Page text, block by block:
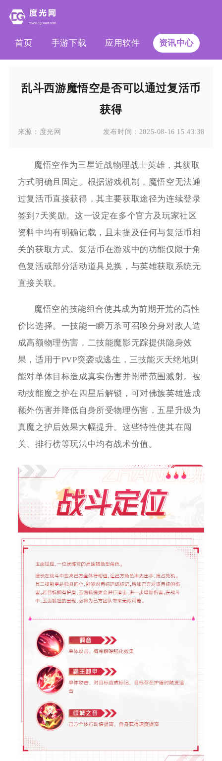
首页 手游下载 应用软件 资讯中心
乱斗西游魔悟空是否可以通过复活币
获得
来源： 度光网 发布时间： 2025-08-16 15:43:38
魔悟空作为三星近战物理战士英雄，其获取
方式明确且固定。根据游戏机制，魔悟空无法通
过复活币直接获得，其主要获取途径为连续登录
签到7天奖励。这一设定在多个官方及玩家社区
资料中均有明确记载，且未提及任何与复活币相
关的获取方式。复活币在游戏中的功能仅限于角
色复活或部分活动道具兑换，与英雄获取系统无
直接关联。
魔悟空的技能组合使其成为前期开荒的高性
价比选择。一技能一瞬万杀可召唤分身对敌人造
成高额物理伤害，二技能魔影无踪提供隐身效
果，适用于PVP突袭或逃生，三技能灭天绝地则
能对单体目标造成真实伤害并附带范围溅射。被
动技能魔之护在四星后解锁，可对佛族英雄造成
额外伤害并降低自身所受物理伤害，五星升级为
真魔之护后效果大幅提升。这些特性使其在闯
关、排行榜等玩法中均有战术价值。